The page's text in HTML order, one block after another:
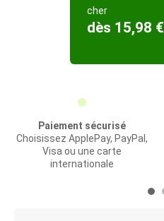
cher
dès 15,98 €
Paiement sécurisé
Choisissez ApplePay, PayPal,
Visa ou une carte
internationale